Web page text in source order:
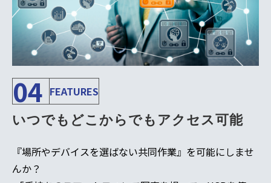
04 FEATURES
いつでもどこからでもアクセス可能
『場所やデバイスを選ばない共同作業』を可能にしませ
んか？